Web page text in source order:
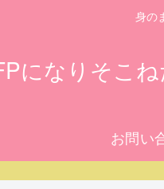
身の
になりそこ
お問い